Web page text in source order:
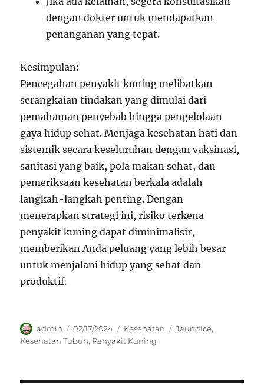
dengan dokter untuk mendapatkan
penanganan yang tepat.
Kesimpulan:
Pencegahan penyakit kuning melibatkan
serangkaian tindakan yang dimulai dari
pemahaman penyebab hingga pengelolaan
gaya hidup sehat. Menjaga kesehatan hati dan
sistemik secara keseluruhan dengan vaksinasi,
sanitasi yang baik, pola makan sehat, dan
pemeriksaan kesehatan berkala adalah
langkah-langkah penting. Dengan
menerapkan strategi ini, risiko terkena
penyakit kuning dapat diminimalisir,
memberikan Anda peluang yang lebih besar
untuk menjalani hidup yang sehat dan
produktif.
Author
admin
Posted
on
02/17/2024 Categories
Kesehatan Tags
Jaundice,
Kesehatan Tubuh, Penyakit Kuning